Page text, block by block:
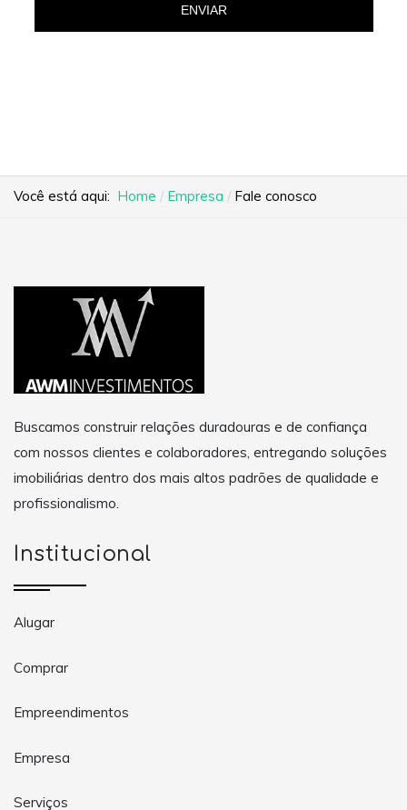
ENVIAR
Você está aqui: Home Empresa Fale conosco
Buscamos construir relações duradouras e de confiança
com nossos clientes e colaboradores, entregando soluções
imobiliárias dentro dos mais altos padrões de qualidade e
profissionalismo.
Institucional
Alugar
Comprar
Empreendimentos
Empresa
Serviços